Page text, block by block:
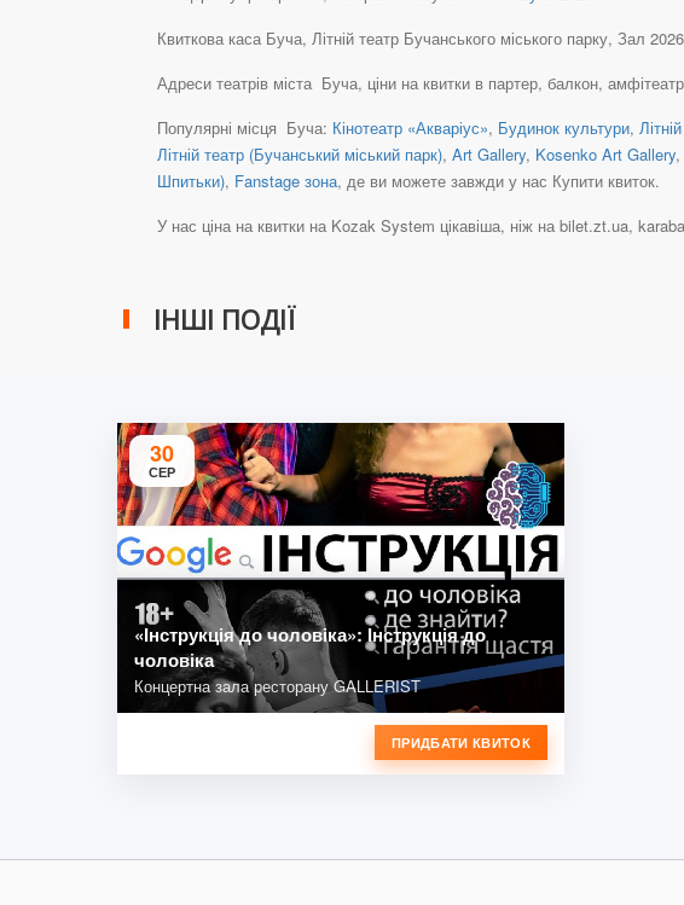
Квиткова каса Буча, Літній театр Бучанського міського парку, Зал
Адреси театрів міста Буча, ціни на квитки в партер, балкон,
Популярні місця Буча: Кінотеатр «Акваріус», Будинок культури,
Літній театр (Бучанський міський парк), Art Gallery, Kosenko Art Gallery,
Шпитьки), Fanstage зона, де ви можете завжди у нас Купити квиток.
У нас ціна на квитки на Kozak System цікавіша, ніж на bilet.zt.ua,
ІНШІ ПОДІЇ
30
СЕР
«Інструкція до чоловіка»: Інструкція до
чоловіка
Концертна зала ресторану GALLERIST
ПРИДБАТИ КВИТОК